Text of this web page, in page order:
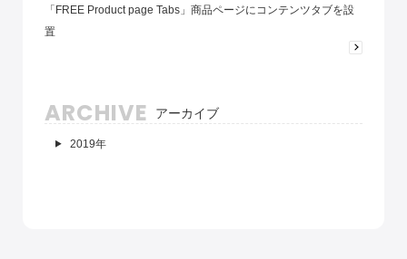
「FREE Product page Tabs」商品ページにコンテンツタブを設
置
ARCHIVE アーカイブ
2019年